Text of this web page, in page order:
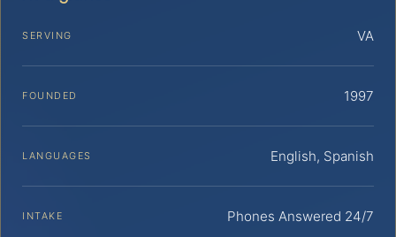
SERVING VA
FOUNDED 1997
LANGUAGES English, Spanish
INTAKE Phones Answered 24/7